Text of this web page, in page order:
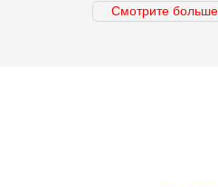
Смотрите